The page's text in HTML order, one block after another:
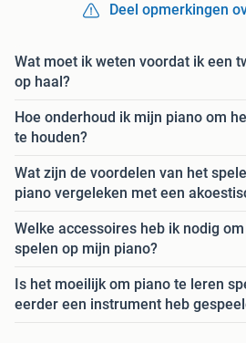
Deel opmerkingen
Wat moet ik weten voordat ik een
op haal?
Hoe onderhoud ik mijn piano om
te houden?
Wat zijn de voordelen van het
piano vergeleken met een
Welke accessoires heb ik nodig
spelen op mijn piano?
Is het moeilijk om piano te leren
eerder een instrument heb